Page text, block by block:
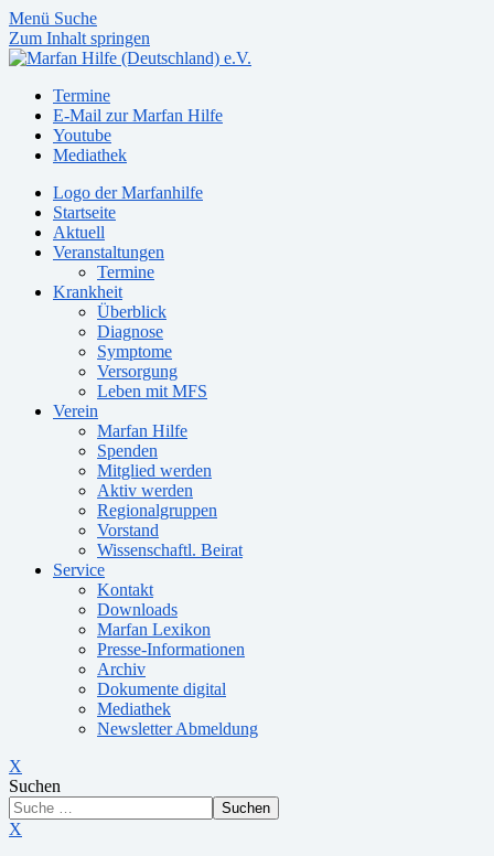
Menü Suche
Zum Inhalt springen
Termine
E-Mail zur Marfan Hilfe
Youtube
Mediathek
Logo der Marfanhilfe
Startseite
Aktuell
Veranstaltungen
Termine
Krankheit
Überblick
Diagnose
Symptome
Versorgung
Leben mit MFS
Verein
Marfan Hilfe
Spenden
Mitglied werden
Aktiv werden
Regionalgruppen
Vorstand
Wissenschaftl. Beirat
Service
Kontakt
Downloads
Marfan Lexikon
Presse-Informationen
Archiv
Dokumente digital
Mediathek
Newsletter Abmeldung
X
Suchen
Suchen
X